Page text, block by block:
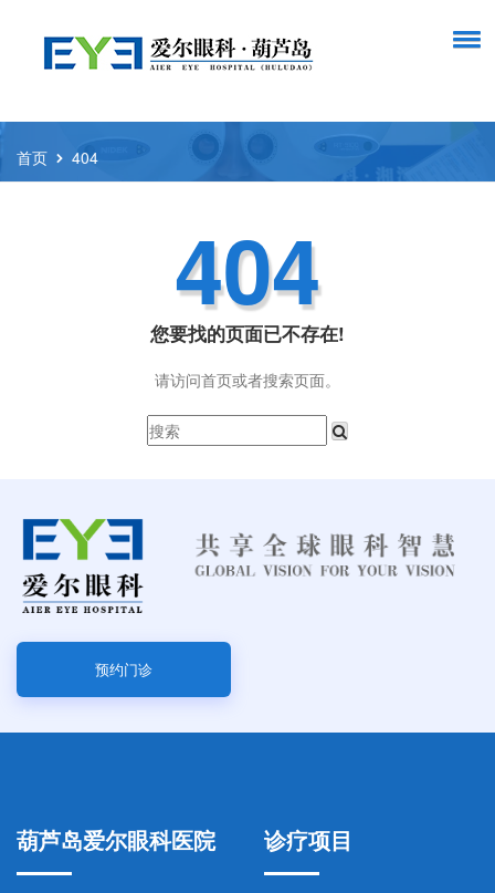
首页 404
404
您要找的页面已不存在!
请访问首页或者搜索页面。
预约门诊
葫芦岛爱尔眼科医院 诊疗项目